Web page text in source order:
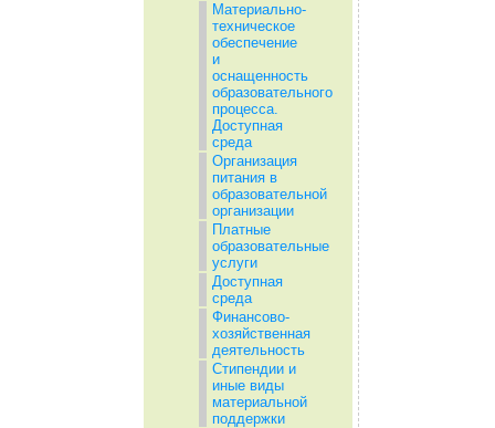
Материально-
техническое
обеспечение
и
оснащенность
образовательного
процесса.
Доступная
среда
Организация
питания в
образовательной
организации
Платные
образовательные
услуги
Доступная
среда
Финансово-
хозяйственная
деятельность
Стипендии и
иные виды
материальной
поддержки